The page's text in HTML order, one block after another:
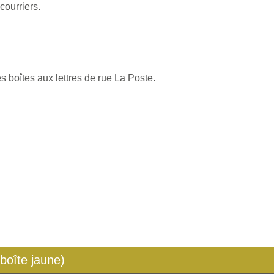
boîtes aux lettres de rue La Poste.
jaune)